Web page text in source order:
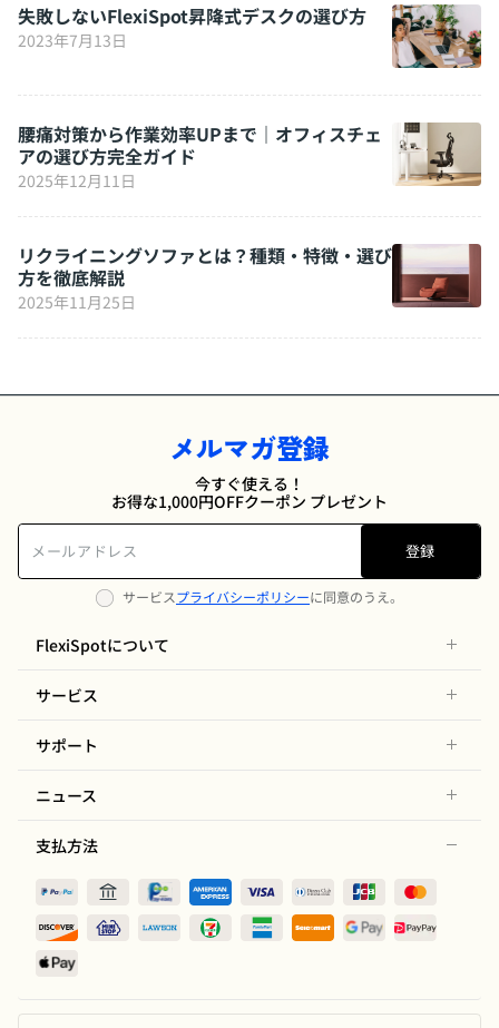
失敗しないFlexiSpot昇降式デスクの選び方
2023年7月13日
腰痛対策から作業効率UPまで｜オフィスチェ
アの選び方完全ガイド
2025年12月11日
リクライニングソファとは？種類・特徴・選び
方を徹底解説
2025年11月25日
メルマガ登録
今すぐ使える！
お得な1,000円OFFクーポン プレゼント
登録
サービスプライバシーポリシーに同意のうえ。
FlexiSpotについて
サービス
サポート
ニュース
支払方法